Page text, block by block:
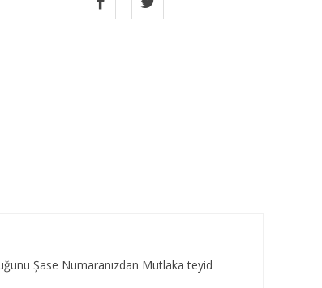
Şase Numaranızdan Mutlaka teyid